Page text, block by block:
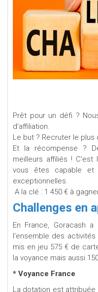
Prêt pour un défi ?
d'affiliation.
Le but ? Recruter le
Et la récompense ?
meilleurs affiliés !
vous êtes capable et
exceptionnelles.
A la clé : 1 450 € à
Challenges en
En France, Goracash
l'ensemble des activités
mis en jeu 575 € de
la voyance mais aussi
* Voyance France
La dotation est